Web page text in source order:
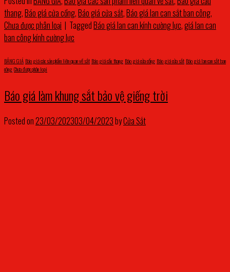
thang,Báo giá cửa cổng,Báo giá cửa sắt,Báo giá lan can sắt ban công,
Chưa được phân loại | TaggedBáo giá lan can kính cường lực,giá lan can
ban công kính cường lực
BẢNG GIÁ Báo giá các sản phẩm liên quan về sắt Báo giá cầu thang Báo giá cửa cổng Báo giá cửa sắt Báo giá lan can sắt ban
côngChưa được phân loại
Báo giá làm khung sắt bảo vệ giếng trời
Posted on23/03/202303/04/2023byCửa Sắt